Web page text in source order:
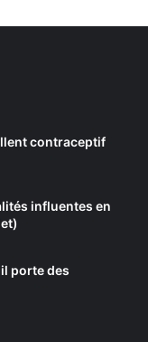
contraceptif
influentes en
porte des